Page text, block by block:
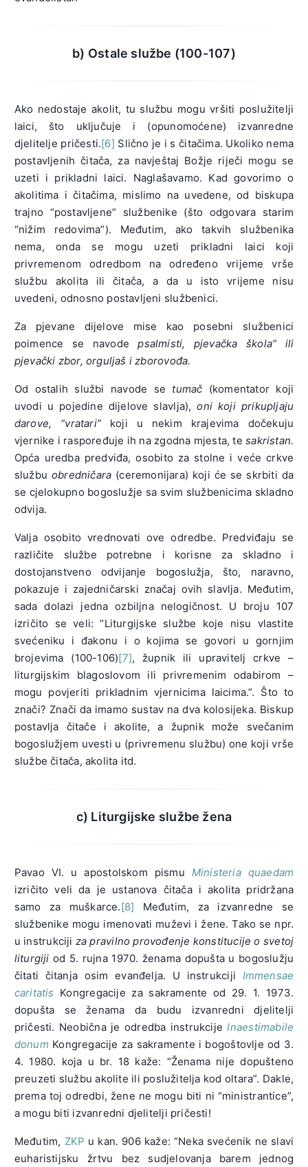
b) Ostale službe (100-107)
Ako nedostaje akolit, tu službu mogu vršiti poslužitelji
laici, što uključuje i (opunomoćene) izvanredne
djelitelje pričesti.[6] Slično je i s čitačima. Ukoliko nema
postavljenih čitača, za navještaj Božje riječi mogu se
uzeti i prikladni laici. Naglašavamo. Kad govorimo o
akolitima i čitačima, mislimo na uvedene, od biskupa
trajno “postavljene” službenike (što odgovara starim
“nižim redovima”). Međutim, ako takvih službenika
nema, onda se mogu uzeti prikladni laici koji
privremenom odredbom na određeno vrijeme vrše
službu akolita ili čitača, a da u isto vrijeme nisu
uvedeni, odnosno postavljeni službenici.
Za pjevane dijelove mise kao posebni službenici
poimence se navodepsalmisti, pjevačka škola” ili
pjevački zbor, orguljaš i zborovođa.
Od ostalih službi navode se tumač (komentator koji
uvodi u pojedine dijelove slavlja),oni koji prikupljaju
darove, “vratari” koji u nekim krajevima dočekuju
vjernike i raspoređuje ih na zgodna mjesta, tesakristan.
Opća uredba predviđa, osobito za stolne i veće crkve
službu obredničara (ceremonijara) koji će se skrbiti da
se cjelokupno bogoslužje sa svim službenicima skladno
odvija.
Valja osobito vrednovati ove odredbe. Predviđaju se
različite službe potrebne i korisne za skladno i
dostojanstveno odvijanje bogoslužja, što, naravno,
pokazuje i zajedničarski značaj ovih slavlja. Međutim,
sada dolazi jedna ozbiljna nelogičnost. U broju 107
izričito se veli: “Liturgijske službe koje nisu vlastite
svećeniku i đakonu i o kojima se govori u gornjim
brojevima (100-106)[7], župnik ili upravitelj crkve –
liturgijskim blagoslovom ili privremenim odabirom –
mogu povjeriti prikladnim vjernicima laicima.”. Što to
znači? Znači da imamo sustav na dva kolosijeka. Biskup
postavlja čitače i akolite, a župnik može svečanim
bogoslužjem uvesti u (privremenu službu) one koji vrše
službe čitača, akolita itd.
c) Liturgijske službe žena
Pavao VI. u apostolskom pismu Ministeria quaedam
izričito veli da je ustanova čitača i akolita pridržana
samo za muškarce.[8] Međutim, za izvanredne se
službenike mogu imenovati muževi i žene. Tako se npr.
u instrukciji za pravilno provođenje konstitucije o svetoj
liturgiji od 5. rujna 1970. ženama dopušta u bogoslužju
čitati čitanja osim evanđelja. U instrukciji Immensae
caritatis Kongregacije za sakramente od 29. 1. 1973.
dopušta se ženama da budu izvanredni djelitelji
pričesti. Neobična je odredba instrukcijeInaestimabile
donum Kongregacije za sakramente i bogoštovlje od 3.
4. 1980. koja u br. 18 kaže: “Ženama nije dopušteno
preuzeti službu akolite ili poslužitelja kod oltara”. Dakle,
prema toj odredbi, žene ne mogu biti ni “ministrantice”,
a mogu biti izvanredni djelitelji pričesti!
Međutim, ZKP u kan. 906 kaže: “Neka svećenik ne slavi
euharistijsku žrtvu bez sudjelovanja barem jednog